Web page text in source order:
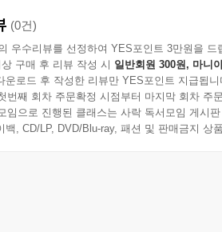
광고들을 접하며 진짜 가치와 ‘단절’되
스」 칼럼니스트 데이비드 브룩스
우울과 소외에 대한 멋지고 날카로운
앞다퉈 추천한 화제작이다. 당신도 몰
는 과정을 담은 이 책은, 불안하고 혼
핵심을 파고드는 매우 풍성한 책이다.
함께 우리가 지금 살아가는 방 식을
.
라인 (저널리스트이자 작가)
(0건)
우수리뷰를 선정하여 YES포인트 3만원을 드
구매 후 리뷰 작성 시 일반회원 300원, 마니
운로드 후 작성한 리뷰만 YES포인트 지급됩니
번째 회차 주문확정 시점부터 마지막 회차 주
임으로 진행된 클래스는 사락 독서모임 게시
백, CD/LP, DVD/Blu-ray, 패션 및 판매금지 상